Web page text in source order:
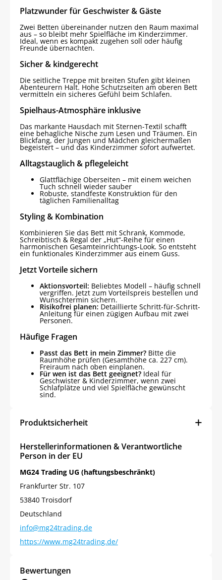
Platzwunder für Geschwister & Gäste
Zwei Betten übereinander nutzen den Raum maximal
aus – so bleibt mehr Spielfläche im Kinderzimmer.
Ideal, wenn es kompakt zugehen soll oder häufig
Freunde übernachten.
Sicher & kindgerecht
Die seitliche Treppe mit breiten Stufen gibt kleinen
Abenteurern Halt. Hohe Schutzseiten am oberen Bett
vermitteln ein sicheres Gefühl beim Schlafen.
Spielhaus-Atmosphäre inklusive
Das markante Hausdach mit Sternen-Textil schafft
eine behagliche Nische zum Lesen und Träumen. Ein
Blickfang, der Jungen und Mädchen gleichermaßen
begeistert – und das Kinderzimmer sofort aufwertet.
Alltagstauglich & pflegeleicht
Glattflächige Oberseiten – mit einem weichen
Tuch schnell wieder sauber
Robuste, standfeste Konstruktion für den
täglichen Familienalltag
Styling & Kombination
Kombinieren Sie das Bett mit Schrank, Kommode,
Schreibtisch & Regal der „Hut“-Reihe für einen
harmonischen Gesamteinrichtungs-Look. So entsteht
ein funktionales Kinderzimmer aus einem Guss.
Jetzt Vorteile sichern
Aktionsvorteil: Beliebtes Modell – häufig schnell
vergriffen. Jetzt zum Vorteilspreis bestellen und
Wunschtermin sichern.
Risikofrei planen: Detaillierte Schritt-für-Schritt-
Anleitung für einen zügigen Aufbau mit zwei
Personen.
Häufige Fragen
Passt das Bett in mein Zimmer? Bitte die
Raumhöhe prüfen (Gesamthöhe ca. 227 cm).
Freiraum nach oben einplanen.
Für wen ist das Bett geeignet? Ideal für
Geschwister & Kinderzimmer, wenn zwei
Schlafplätze und viel Spielfläche gewünscht
sind.
Produktsicherheit
Herstellerinformationen & Verantwortliche
Person in der EU
MG24 Trading UG (haftungsbeschränkt)
Frankfurter Str. 107
53840 Troisdorf
Deutschland
info@mg24trading.de
https://www.mg24trading.de/
Bewertungen
auf Ihre erste Bestellung sichern!